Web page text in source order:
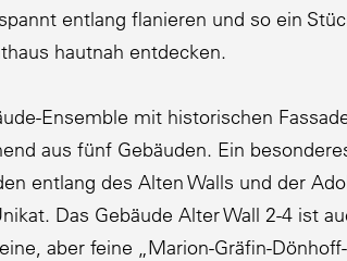
entlang flanieren und so ein
hautnah entdecken.
Ensemble mit histo­ri­schen
aus fünf Gebäuden. Ein
entlang des Alten Walls und der
Das Gebäude Alter Wall 2-4 ist
aber feine „Marion-Gräfin-